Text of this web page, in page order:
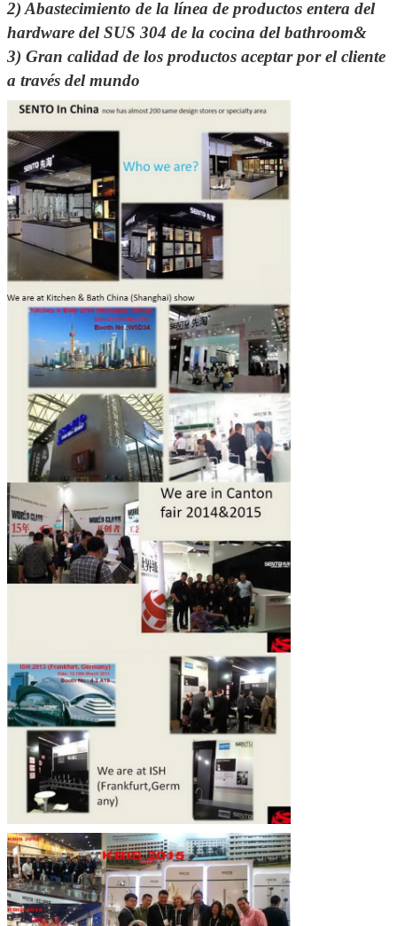
2) Abastecimiento de la línea de productos entera del
hardware del SUS 304 de la cocina del bathroom&
3) Gran calidad de los productos aceptar por el cliente
a través del mundo